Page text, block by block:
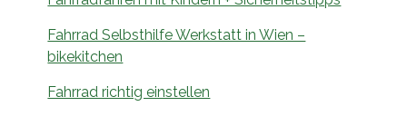
Fahrrad Selbsthilfe Werkstatt in Wien –
bikekitchen
Fahrrad richtig einstellen